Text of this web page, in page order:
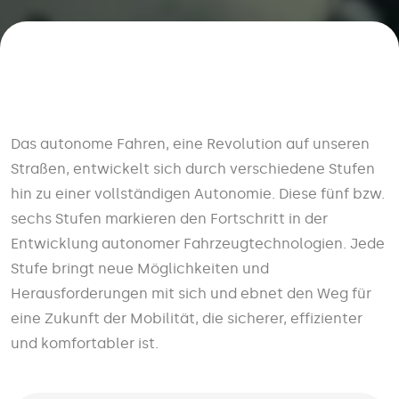
Das autonome Fahren, eine Revolution auf unseren
Straßen, entwickelt sich durch verschiedene Stufen
hin zu einer vollständigen Autonomie. Diese fünf bzw.
sechs Stufen markieren den Fortschritt in der
Entwicklung autonomer Fahrzeugtechnologien. Jede
Stufe bringt neue Möglichkeiten und
Herausforderungen mit sich und ebnet den Weg für
eine Zukunft der Mobilität, die sicherer, effizienter
und komfortabler ist.